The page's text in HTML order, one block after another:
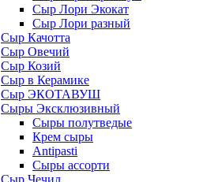
Сыр Лори Экокат
Сыр Лори разный
Сыр Качотта
Сыр Овечий
Сыр Козий
Сыр в Керамике
Сыр ЭКОТАВУШ
Сыры Эксклюзивный
Сыры полутведые
Крем сыры
Antipasti
Сыры ассорти
Сыр Чечил